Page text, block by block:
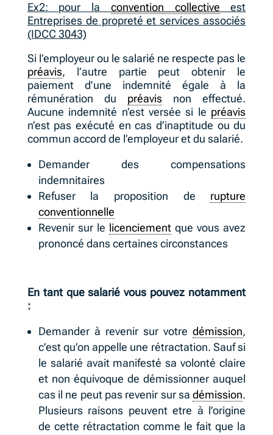
Ex2: pour la convention collective est
Entreprises de propreté et services associés
(IDCC 3043)
Si l’employeur ou le salarié ne respecte pas le
préavis, l’autre partie peut obtenir le
paiement d’une indemnité égale à la
rémunération du préavis non effectué.
Aucune indemnité n’est versée si le préavis
n’est pas exécuté en cas d’inaptitude ou du
commun accord de l’employeur et du salarié.
Demander des compensations
indemnitaires
Refuser la proposition de rupture
conventionnelle
Revenir sur le licenciement que vous avez
prononcé dans certaines circonstances
En tant que salarié vous pouvez notamment
:
Demander à revenir sur votredémission,
c’est qu’on appelle une rétractation. Sauf si
le salarié avait manifesté sa volonté claire
et non équivoque de démissionner auquel
cas il ne peut pas revenir sur sadémission.
Plusieurs raisons peuvent etre à l’origine
de cette rétractation comme le fait que la